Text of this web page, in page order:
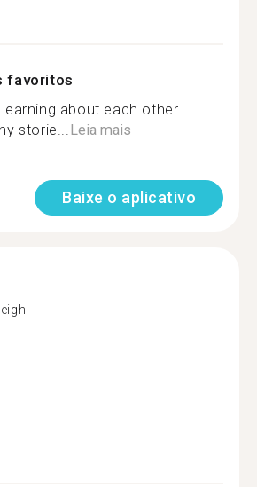
favoritos
about each other
storie...Leia mais
Baixe o aplicativo